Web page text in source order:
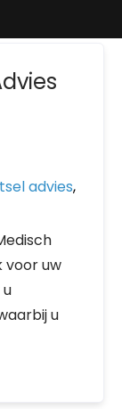
advies,
voor uw
u